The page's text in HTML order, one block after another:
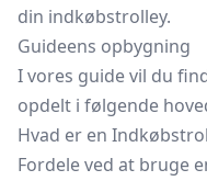
din indkøbstrolley.
Guideens opbygning
I vores guide vil du
opdelt i følgende
Hvad er en
Fordele ved at bruge